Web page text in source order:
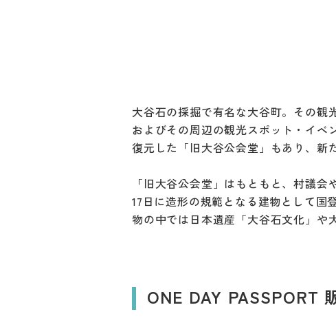
大谷石の採掘で有名な大谷町。その観
およびその周辺の観光スポット・イベ
復元した「旧大谷公会堂」もあり、新
「旧大谷公会堂」はもともと、村議
17日に造形の規範となる建物として
物の中では日本遺産「大谷石文化」や
ONE DAY PASSPORT